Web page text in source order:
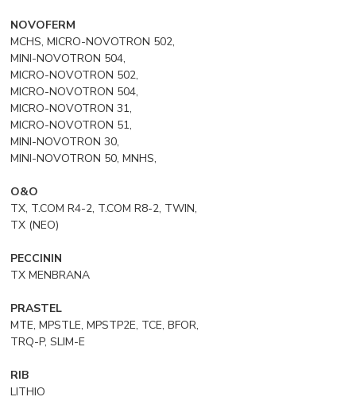
NOVOFERM
MCHS, MICRO-NOVOTRON 502,
MINI-NOVOTRON 504,
MICRO-NOVOTRON 502,
MICRO-NOVOTRON 504,
MICRO-NOVOTRON 31,
MICRO-NOVOTRON 51,
MINI-NOVOTRON 30,
MINI-NOVOTRON 50, MNHS,
O&O
TX, T.COM R4-2, T.COM R8-2, TWIN,
TX (NEO)
PECCININ
TX MENBRANA
PRASTEL
MTE, MPSTLE, MPSTP2E, TCE, BFOR,
TRQ-P, SLIM-E
RIB
LITHIO